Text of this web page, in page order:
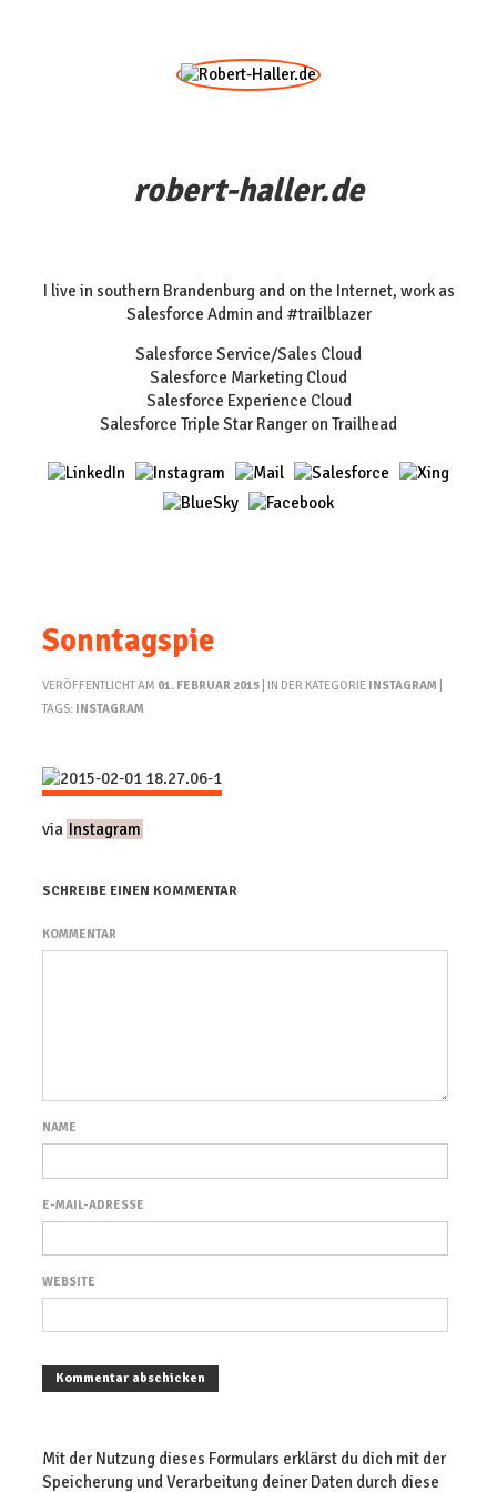
robert-haller.de
I live in southern Brandenburg and on the Internet, work as
Salesforce Admin and #trailblazer
Salesforce Service/Sales Cloud
Salesforce Marketing Cloud
Salesforce Experience Cloud
Salesforce Triple Star Ranger on Trailhead
Sonntagspie
VERÖFFENTLICHT AM 01. FEBRUAR 2015 | IN DER KATEGORIE INSTAGRAM
TAGS: INSTAGRAM
via Instagram
SCHREIBE EINEN KOMMENTAR
KOMMENTAR
NAME
E-MAIL-ADRESSE
WEBSITE
Mit der Nutzung dieses Formulars erklärst du dich mit der
Speicherung und Verarbeitung deiner Daten durch diese